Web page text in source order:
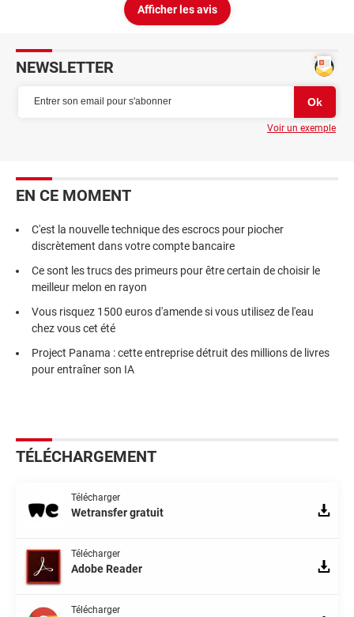
Afficher les avis
NEWSLETTER
Voir un exemple
EN CE MOMENT
C'est la nouvelle technique des escrocs pour piocher
discrètement dans votre compte bancaire
Ce sont les trucs des primeurs pour être certain de choisir le
meilleur melon en rayon
Vous risquez 1500 euros d'amende si vous utilisez de l'eau
chez vous cet été
Project Panama : cette entreprise détruit des millions de livres
pour entraîner son IA
TÉLÉCHARGEMENT
Télécharger
Wetransfer gratuit
Télécharger
Adobe Reader
Télécharger